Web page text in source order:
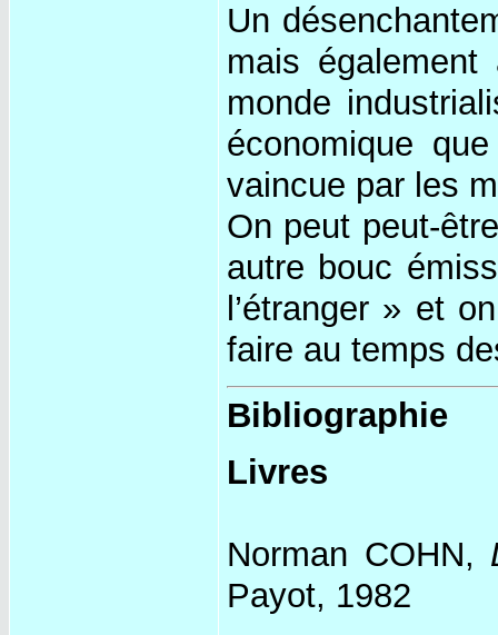
Un
mais
monde
économique
vaincue par les
On peut peut-
autre bouc
l’étranger » et
faire au temps
Bibliographie
Livres
Norman COHN,
Payot, 1982